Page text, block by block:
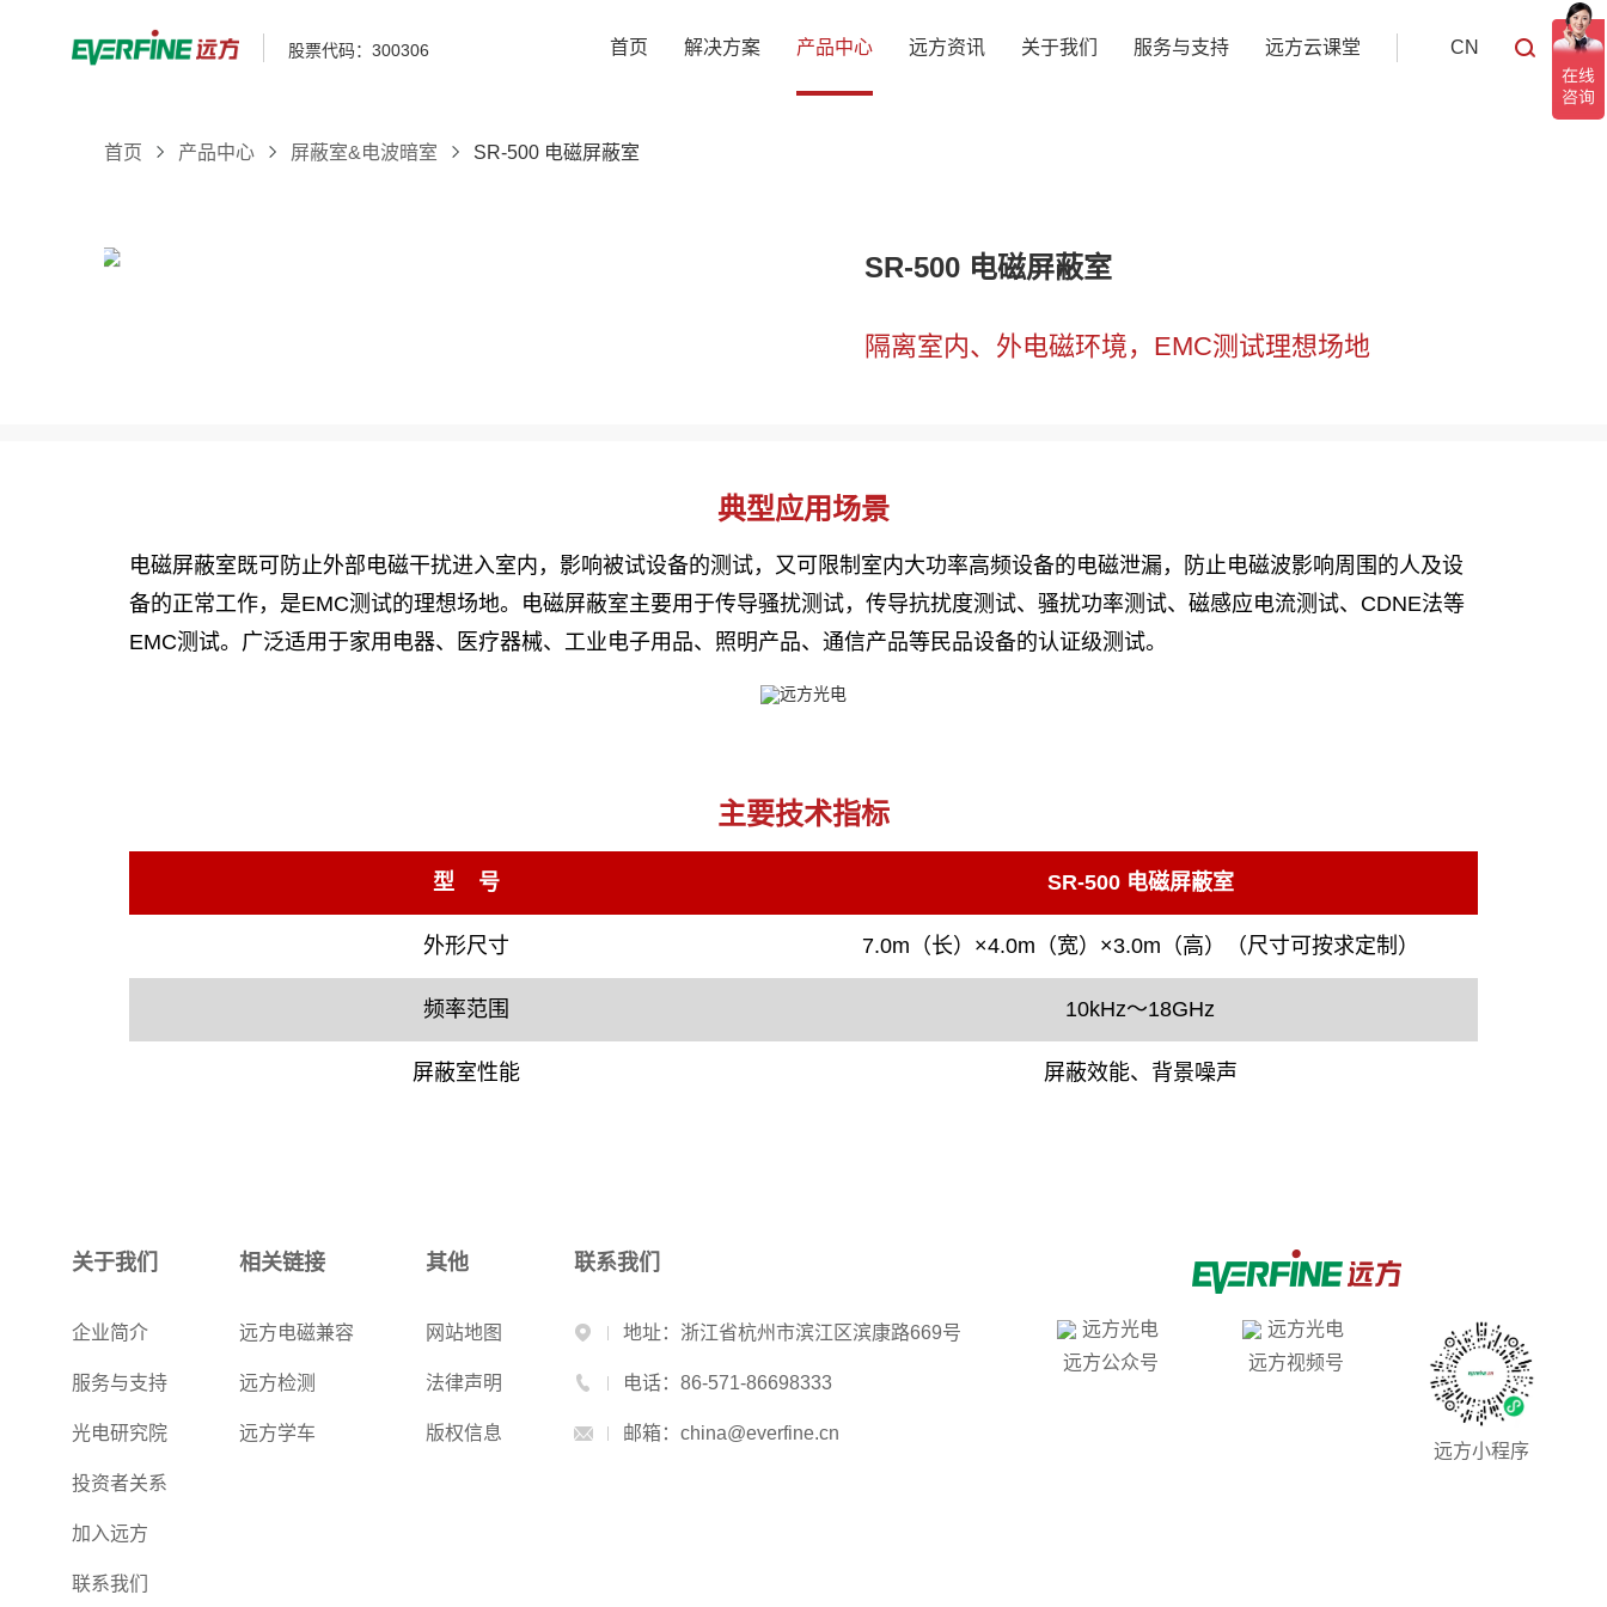
股票代码：300306 首页 解决方案 产品中心 远方资讯 关于我们 服务与支持 远方云课堂 CN
首页 产品中心 屏蔽室&电波暗室 SR-500 电磁屏蔽室
SR-500 电磁屏蔽室
隔离室内、外电磁环境，EMC测试理想场地
典型应用场景
电磁屏蔽室既可防止外部电磁干扰进入室内，影响被试设备的测试，又可限制室内大功率高频设备的电磁泄漏，防止电磁波影响周围的人及设
备的正常工作，是EMC测试的理想场地。电磁屏蔽室主要用于传导骚扰测试，传导抗扰度测试、骚扰功率测试、磁感应电流测试、CDNE法等
EMC测试。广泛适用于家用电器、医疗器械、工业电子用品、照明产品、通信产品等民品设备的认证级测试。
主要技术指标
型 号 SR-500 电磁屏蔽室
外形尺寸 7.0m（长）×4.0m（宽）×3.0m（高）（尺寸可按求定制）
频率范围 10kHz～18GHz
屏蔽室性能 屏蔽效能、背景噪声
关于我们
企业简介
服务与支持
光电研究院
投资者关系
加入远方
联系我们
相关链接
远方电磁兼容
远方检测
远方学车
其他
网站地图
法律声明
版权信息
联系我们
地址：浙江省杭州市滨江区滨康路669号
电话：86-571-86698333
邮箱：china@everfine.cn
远方公众号 远方视频号
远方小程序